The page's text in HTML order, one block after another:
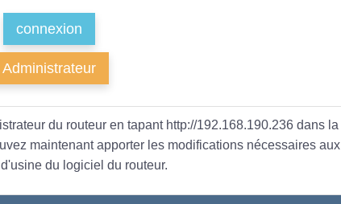
connexion
Administrateur
du routeur en tapant http://192.168.190.236 dans la
maintenant apporter les modifications nécessaires aux
du logiciel du routeur.